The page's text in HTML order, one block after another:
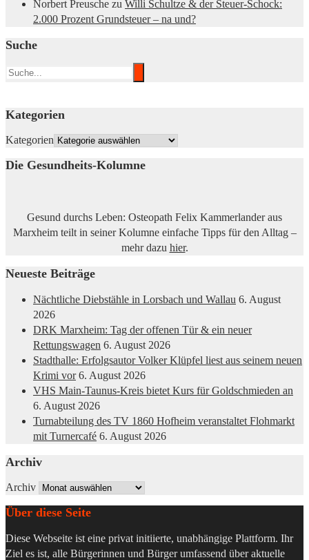
Norbert Preusche zu Willi Schultze & der Steuer-Schock:
2.000 Prozent Grundsteuer – na und?
Suche
Kategorien
Kategorien
Die Gesundheits-Kolumne
Gesund durchs Leben: Osteopath Felix Kammerlander aus
Marxheim teilt in seiner Kolumne einfache Tipps für den Alltag –
mehr dazu hier.
Neueste Beiträge
Nächtliche Diebstähle in Lorsbach und Wallau 6. August
2026
DRK Marxheim: Tag der offenen Tür & ein neuer
Rettungswagen 6. August 2026
Stadthalle: Erfolgsautor Volker Klüpfel liest aus seinem neuen
Krimi vor 6. August 2026
VHS Main-Taunus-Kreis bietet Kurs für Goldschmieden an
6. August 2026
Turnabteilung des TV 1860 Hofheim veranstaltet Flohmarkt
mit Turnercafé 6. August 2026
Archiv
Archiv
Über diese Seite
Diese Webseite ist eine privat initiierte, unabhängige Plattform. Ihr
Ziel es ist, alle Bürgerinnen und Bürger umfassend über aktuelle